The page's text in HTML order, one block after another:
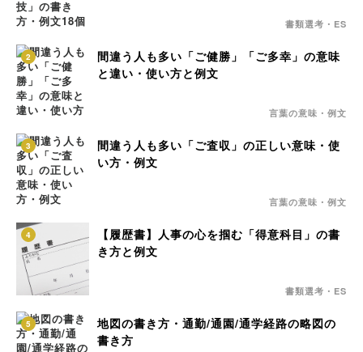
書類選考・ES
2
間違う人も多い「ご健勝」「ご多幸」の意味
と違い・使い方と例文
言葉の意味・例文
3
間違う人も多い「ご査収」の正しい意味・使
い方・例文
言葉の意味・例文
4
【履歴書】人事の心を掴む「得意科目」の書
き方と例文
書類選考・ES
5
地図の書き方・通勤/通園/通学経路の略図の
書き方